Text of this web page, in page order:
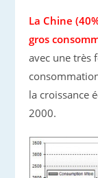
La Chine
gros
avec une très
la croissance
2000.